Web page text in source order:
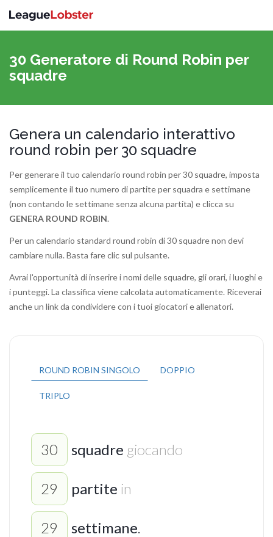
30 Generatore di Round Robin per
squadre
Genera un calendario interattivo
round robin per 30 squadre
Per generare il tuo calendario round robin per 30 squadre, imposta
semplicemente il tuo numero di partite per squadra e settimane
(non contando le settimane senza alcuna partita) e clicca su
GENERA ROUND ROBIN.
Per un calendario standard round robin di 30 squadre non devi
cambiare nulla. Basta fare clic sul pulsante.
Avrai l'opportunità di inserire i nomi delle squadre, gli orari, i luoghi e
i punteggi. La classifica viene calcolata automaticamente. Riceverai
anche un link da condividere con i tuoi giocatori e allenatori.
ROUND ROBIN SINGOLO DOPPIO
TRIPLO
squadre giocando
partite in
settimane.